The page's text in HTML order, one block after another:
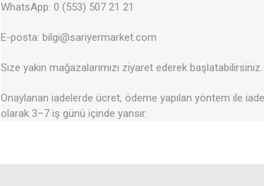
WhatsApp: 0 (553) 507 21 21
E-posta: bilgi@sariyermarket.com
Size yakın mağazalarımızı ziyaret ederek başlatabilirsiniz.
Onaylanan iadelerde ücret, ödeme yapılan yöntem ile
olarak 3–7 iş günü içinde yansır.